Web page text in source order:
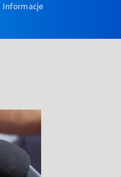
Informacje